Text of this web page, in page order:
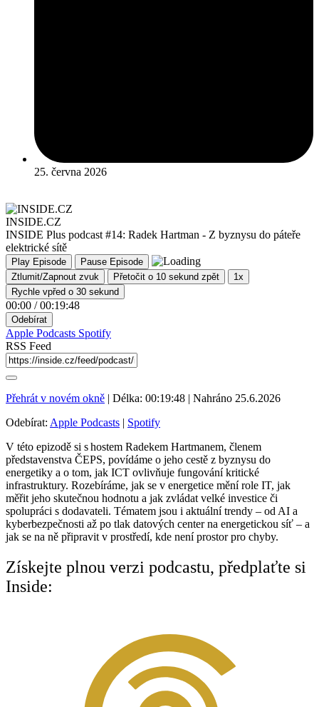
25. června 2026
INSIDE.CZ
INSIDE Plus podcast #14: Radek Hartman - Z byznysu do páteře
elektrické sítě
Play Episode
Pause Episode
Ztlumit/Zapnout zvuk
Přetočit o 10 sekund zpět
1x
Rychle vpřed o 30 sekund
00:00 / 00:19:48
Odebírat
Apple Podcasts Spotify
RSS Feed
Přehrát v novém okně | Délka: 00:19:48 | Nahráno 25.6.2026
Odebírat: Apple Podcasts | Spotify
V této epizodě si s hostem Radekem Hartmanem, členem
představenstva ČEPS, povídáme o jeho cestě z byznysu do
energetiky a o tom, jak ICT ovlivňuje fungování kritické
infrastruktury. Rozebíráme, jak se v energetice mění role IT, jak
měřit jeho skutečnou hodnotu a jak zvládat velké investice či
spolupráci s dodavateli. Tématem jsou i aktuální trendy – od AI a
kyberbezpečnosti až po tlak datových center na energetickou síť – a
jak se na ně připravit v prostředí, kde není prostor pro chyby.
Získejte plnou verzi podcastu, předplaťte si
Inside: